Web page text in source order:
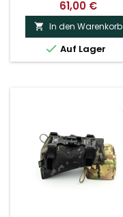
61,00 €
 In den Warenkorb
 Auf Lager